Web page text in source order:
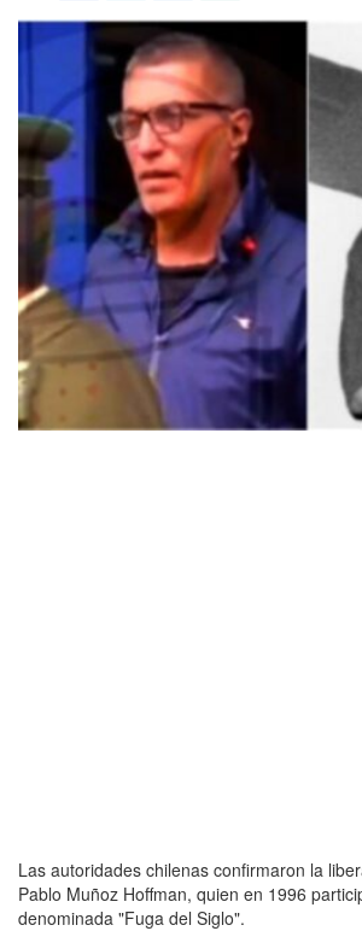
Las autoridades chilenas confirmaron la
Pablo Muñoz Hoffman, quien en 1996
denominada "Fuga del Siglo".